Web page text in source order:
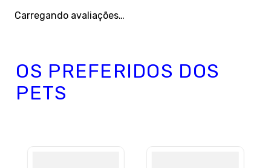
Carregando avaliações…
OS PREFERIDOS DOS
PETS